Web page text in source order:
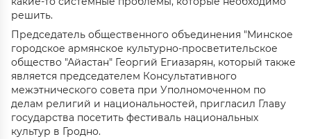
решить.
Председатель общественного объединения "Минское
городское армянское культурно-просветительское
общество "Айастан" Георгий Егиазарян, который также
является председателем Консультативного
межэтнического совета при Уполномоченном по
делам религий и национальностей, пригласил Главу
государства посетить фестиваль национальных
культур в Гродно.